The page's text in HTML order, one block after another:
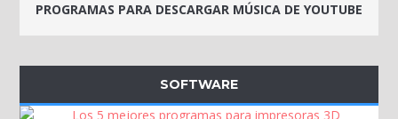
PROGRAMAS PARA DESCARGAR MÚSICA DE YOUTUBE
SOFTWARE